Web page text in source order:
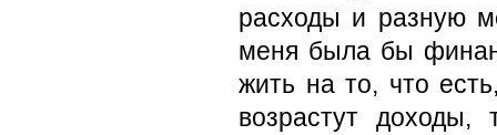
расходы и разную
меня была бы
жить на то, что
возрастут